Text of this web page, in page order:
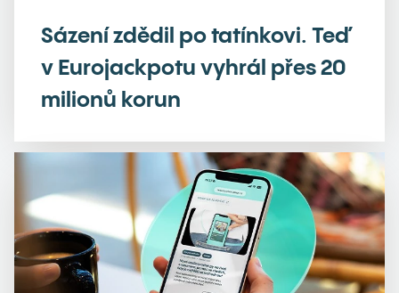
Sázení zdědil po tatínkovi. Teď
v Eurojackpotu vyhrál přes 20
milionů korun